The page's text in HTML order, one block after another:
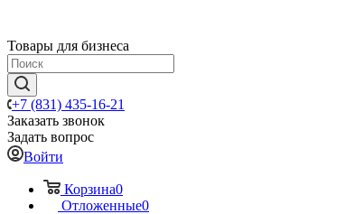
Товары для бизнеса
+7 (831) 435-16-21
Заказать звонок
Задать вопрос
Войти
Корзина0
Отложенные0